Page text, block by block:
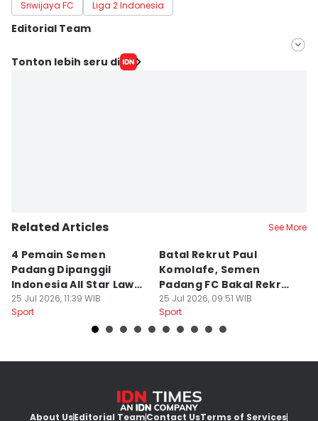
Sriwijaya FC Liga 2 Indonesia
Editorial Team
Editor
Tonton lebih seru di
Related Articles See More
4 Pemain Semen
Padang Dipanggil
Indonesia All Star Lawan
Aston Villa
25 Jul 2026, 11:39 WIB
Sport
Batal Rekrut Paul
Komolafe, Semen
Padang FC Bakal Rekrut
Striker Baru
25 Jul 2026, 09:51 WIB
Sport
About UsEditorial TeamContact UsTerms of Services